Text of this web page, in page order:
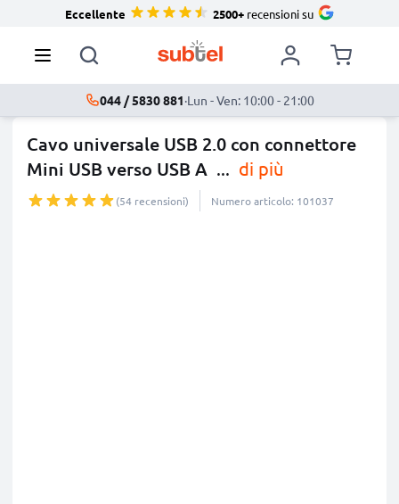
Eccellente 2500+recensioni su
044 / 5830 881·Lun - Ven: 10:00 - 21:00
Cavo universale USB 2.0 con connettore
Mini USB verso USB A ... di più
(54 recensioni) Numero articolo: 101037